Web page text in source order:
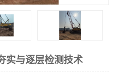
实与逐层检测技术